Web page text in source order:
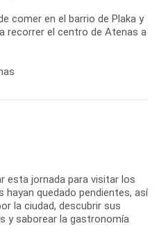
comer en el barrio de Plaka y
recorrer el centro de Atenas a
esta jornada para visitar los
quedado pendientes, así
la ciudad, descubrir sus
y saborear la gastronomía